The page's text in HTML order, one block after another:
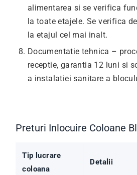
alimentarea si se verifica
la toate etajele. Se verifica
la etajul cel mai inalt.
Documentatie tehnica –
receptie, garantia 12 luni si
a instalatiei sanitare a
Preturi Inlocuire Coloane
Tip lucrare
coloana
Detalii